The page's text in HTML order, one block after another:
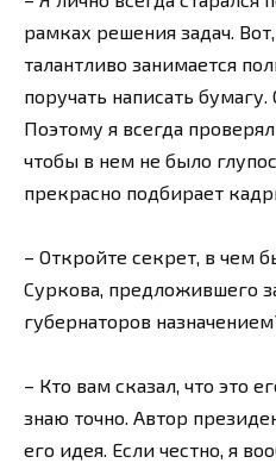
рамках решения задач.
талантливо занимается
поручать написать бумагу.
Поэтому я всегда
чтобы в нем не было
прекрасно подбирает
– Откройте секрет, в чем
Суркова, предложившего
губернаторов
– Кто вам сказал, что это
знаю точно. Автор
его идея. Если честно, я